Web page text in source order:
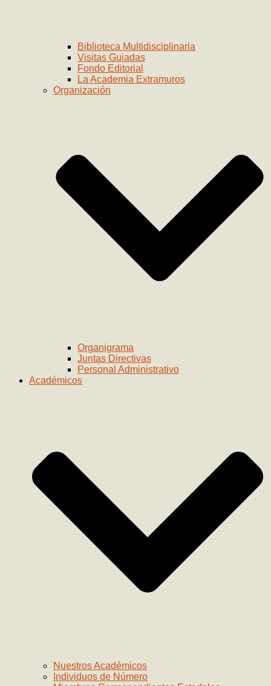
Biblioteca Multidisciplinaria
Visitas Guiadas
Fondo Editorial
La Academia Extramuros
Organización
Organigrama
Juntas Directivas
Personal Administrativo
Académicos
Nuestros Académicos
Individuos de Número